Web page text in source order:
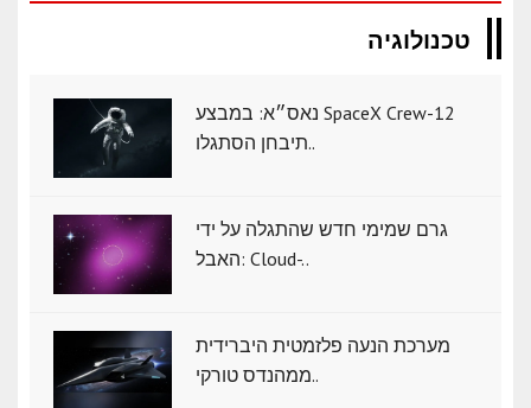
טכנולוגיה
נאס״א: במבצע SpaceX Crew-12
תיבחן הסתגלו..
גרם שמימי חדש שהתגלה על ידי
האבל: Cloud-..
מערכת הנעה פלזמטית היברידית
ממהנדס טורקי..